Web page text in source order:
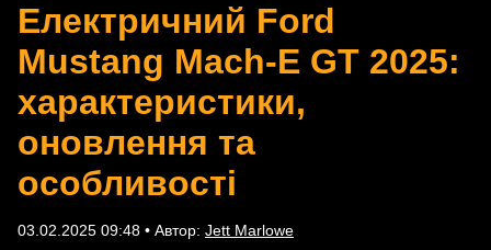
Електричний Ford
Mustang Mach-E GT 2025:
характеристики,
оновлення та
особливості
03.02.2025 09:48 • Автор: Jett Marlowe